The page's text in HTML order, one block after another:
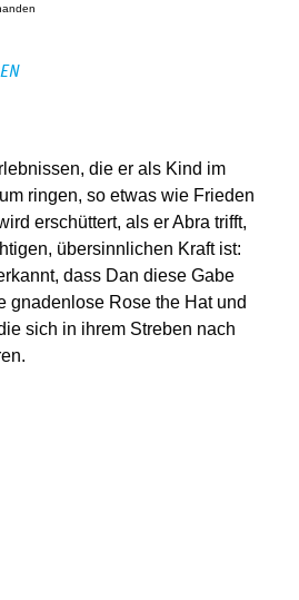
die er als Kind im
ringen, so etwas wie Frieden
erschüttert, als er Abra trifft,
übersinnlichen Kraft ist:
dass Dan diese Gabe
gnadenlose Rose the Hat und
sich in ihrem Streben nach